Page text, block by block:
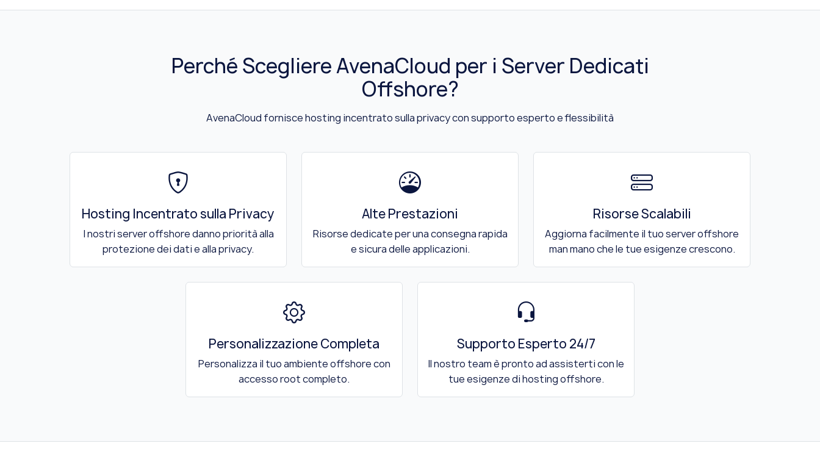
Perché Scegliere AvenaCloud per i Server Dedicati
Offshore?
AvenaCloud fornisce hosting incentrato sulla privacy con supporto esperto e flessibilità
Hosting Incentrato sulla Privacy
I nostri server offshore danno priorità alla
protezione dei dati e alla privacy.
Alte Prestazioni
Risorse dedicate per una consegna rapida
e sicura delle applicazioni.
Risorse Scalabili
Aggiorna facilmente il tuo server offshore
man mano che le tue esigenze crescono.
Personalizzazione Completa
Personalizza il tuo ambiente offshore con
accesso root completo.
Supporto Esperto 24/7
Il nostro team è pronto ad assisterti con le
tue esigenze di hosting offshore.